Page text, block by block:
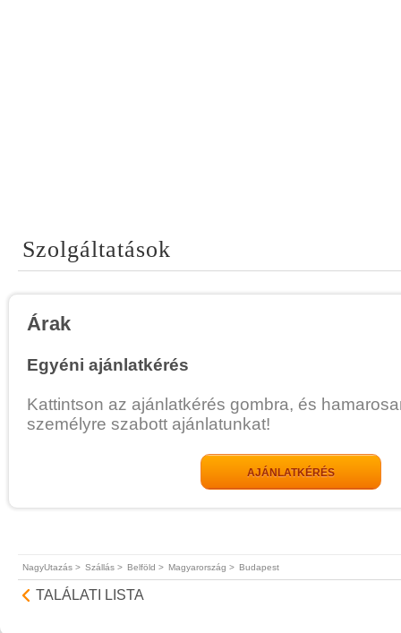
Szolgáltatások
Árak
Egyéni ajánlatkérés
Kattintson az ajánlatkérés gombra, és
személyre szabott ajánlatunkat!
AJÁNLATKÉRÉS
NagyUtazás > Szállás > Belföld > Magyarország > Budapest
TALÁLATI LISTA